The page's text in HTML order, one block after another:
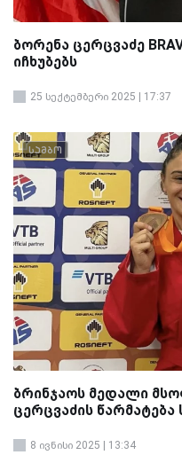
ბორენა ცერცვაძე
იჩხუბებს
25 სექტემბერი 2025 | 17:37
სამბო
ბრინჯაოს მედალი
ცერცვაძის
8 ივნისი 2025 | 13:34